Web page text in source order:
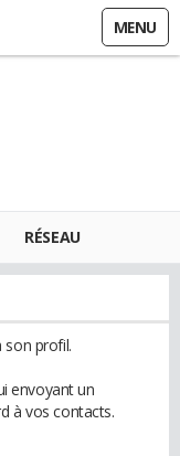
MENU
RÉSEAU
son profil.
envoyant un
à vos contacts.